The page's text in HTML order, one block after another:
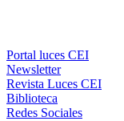
Portal luces CEI
Newsletter
Revista Luces CEI
Biblioteca
Redes Sociales